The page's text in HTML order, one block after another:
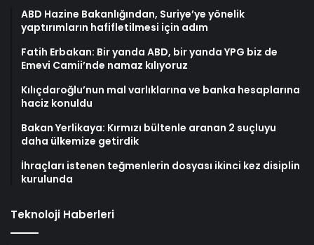
ABD Hazine Bakanlığından, Suriye’ye yönelik
yaptırımların hafifletilmesi için adım
Fatih Erbakan: Bir yanda ABD, bir yanda YPG biz de
Emevi Camii’nde namaz kılıyoruz
Kılıçdaroğlu’nun mal varlıklarına ve banka hesaplarına
haciz konuldu
Bakan Yerlikaya: Kırmızı bültenle aranan 2 suçluyu
daha ülkemize getirdik
İhraçları istenen teğmenlerin dosyası ikinci kez disiplin
kurulunda
Teknoloji Haberleri